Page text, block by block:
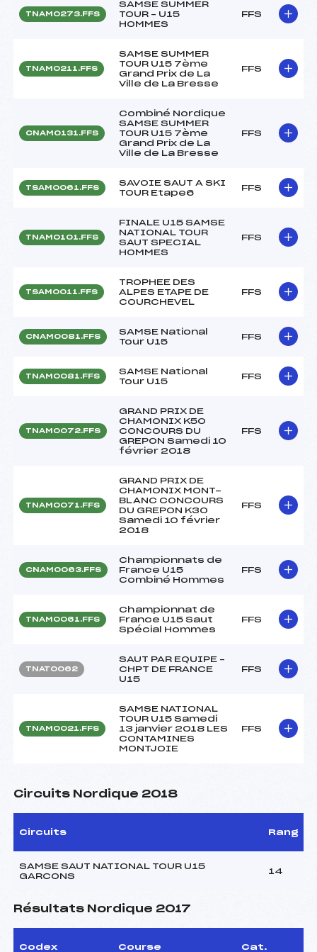
TNAM0273.FFS
SAMSE SUMMER
TOUR – U15
HOMMES
FFS
TNAM0211.FFS
SAMSE SUMMER
TOUR U15 7ème
Grand Prix de La
Ville de La Bresse
FFS
CNAM0131.FFS
Combiné Nordique
SAMSE SUMMER
TOUR U15 7ème
Grand Prix de La
Ville de La Bresse
FFS
TSAM0061.FFS
SAVOIE SAUT A SKI
TOUR Etape6
FFS
TNAM0101.FFS
FINALE U15 SAMSE
NATIONAL TOUR
SAUT SPECIAL
HOMMES
FFS
TSAM0011.FFS
TROPHEE DES
ALPES ETAPE DE
COURCHEVEL
FFS
CNAM0081.FFS
SAMSE National
Tour U15
FFS
TNAM0081.FFS
SAMSE National
Tour U15
FFS
TNAM0072.FFS
GRAND PRIX DE
CHAMONIX K50
CONCOURS DU
GREPON Samedi 10
février 2018
FFS
TNAM0071.FFS
GRAND PRIX DE
CHAMONIX MONT-
BLANC CONCOURS
DU GREPON K30
Samedi 10 février
2018
FFS
CNAM0063.FFS
Championnats de
France U15
Combiné Hommes
FFS
TNAM0061.FFS
Championnat de
France U15 Saut
Spécial Hommes
FFS
TNAT0062
SAUT PAR EQUIPE –
CHPT DE FRANCE
U15
FFS
TNAM0021.FFS
SAMSE NATIONAL
TOUR U15 Samedi
13 janvier 2018 LES
CONTAMINES
MONTJOIE
FFS
Circuits Nordique 2018
Circuits Rang
SAMSE SAUT NATIONAL TOUR U15
GARCONS
14
Résultats Nordique 2017
Codex Course Cat.